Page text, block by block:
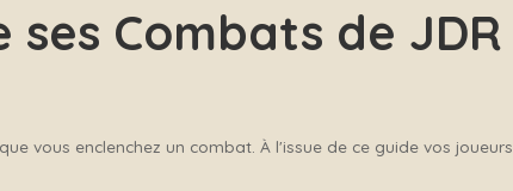
ses Combats de JDR
vous enclenchez un combat. À l'issue de ce guide vos joueurs